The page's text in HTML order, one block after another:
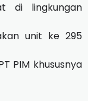
di lingkungan
unit ke 295
PIM khususnya